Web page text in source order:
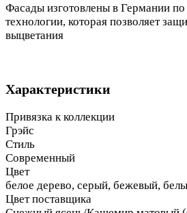
Фасады изготовлены в Германии
технологии, которая позволяет
выцветания
Характеристики
Привязка к коллекции
Грэйс
Стиль
Современный
Цвет
белое дерево, серый, бежевый,
Цвет поставщика